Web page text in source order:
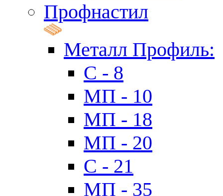
Профнастил
Металл Профиль:
C - 8
МП - 10
МП - 18
МП - 20
C - 21
МП - 35